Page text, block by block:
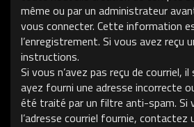
même ou par un administrateur
vous connecter. Cette information
l’enregistrement. Si vous avez reçu
instructions.
Si vous n’avez pas reçu de courriel,
ayez fourni une adresse incorrecte
été traité par un filtre anti-spam. Si
l’adresse courriel fournie, contactez